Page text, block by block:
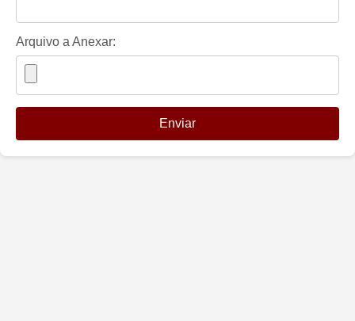
Arquivo a Anexar:
Enviar